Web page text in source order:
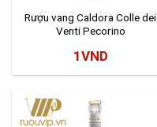
Rượu vang Caldora Colle dei
Venti Pecorino
1VND